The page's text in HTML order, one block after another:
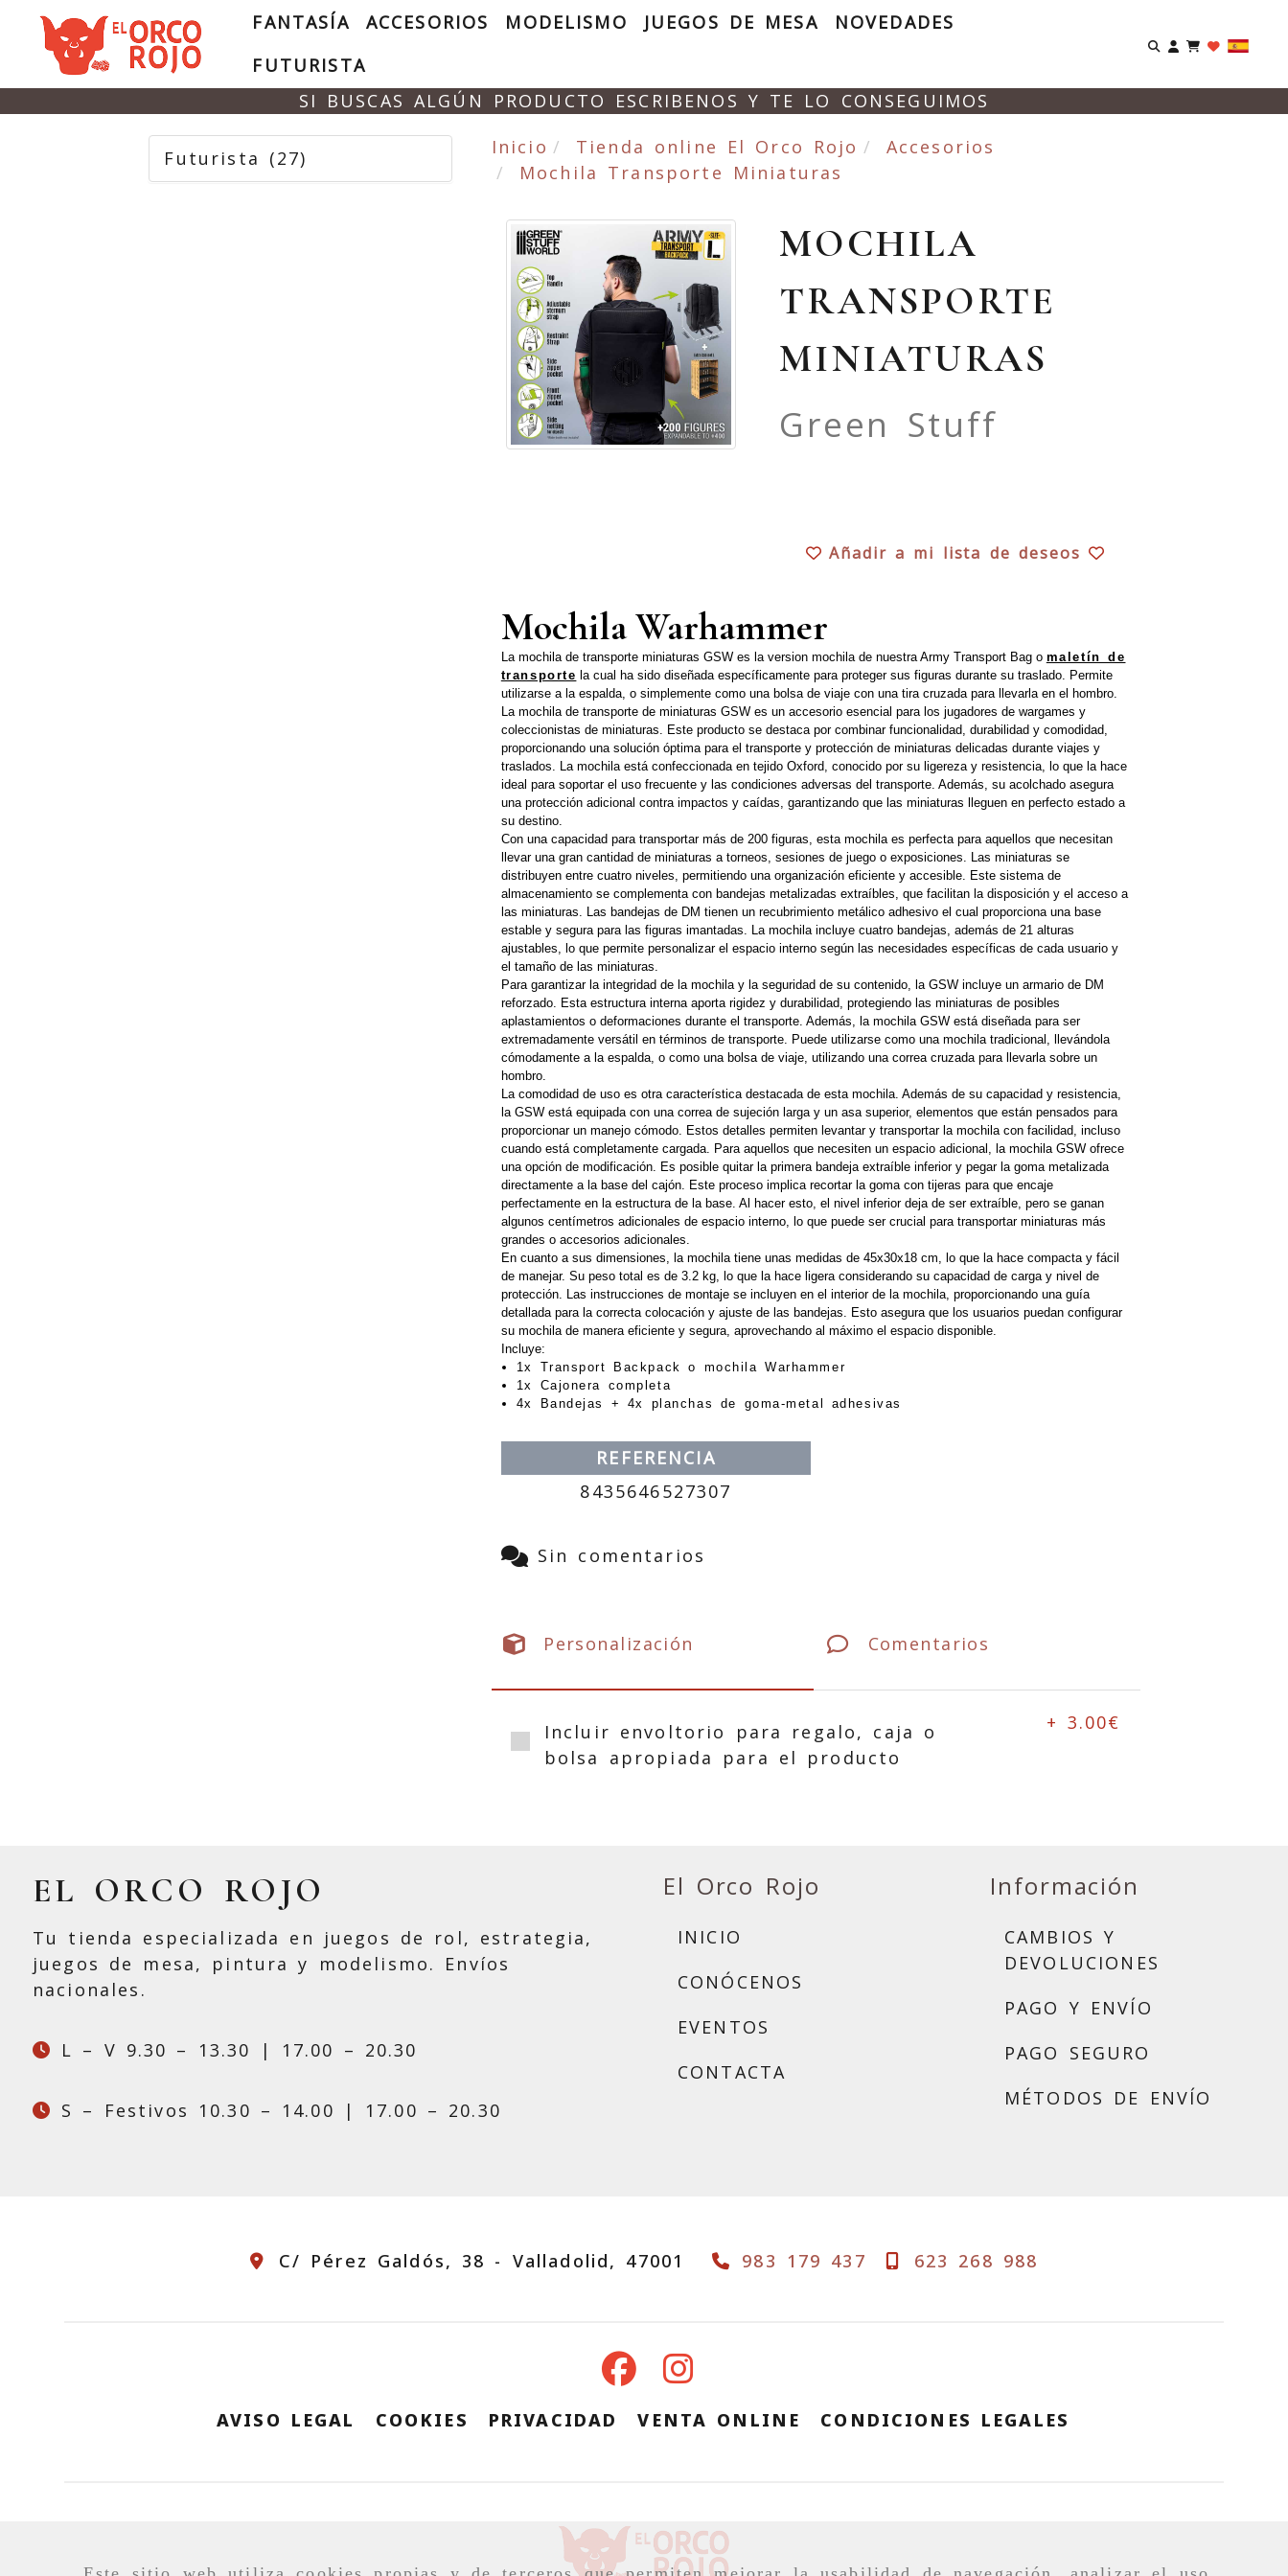
FANTASÍA ACCESORIOS MODELISMO JUEGOS DE MESA
NOVEDADES
FUTURISTA
SI BUSCAS ALGÚN PRODUCTO ESCRIBENOS Y TE LO CONSEGUIMOS
Futurista (27) Inicio Tienda online El Orco Rojo
Accesorios
Mochila Transporte Miniaturas
MOCHILA
TRANSPORTE
MINIATURAS
Green Stuff
Añadir a mi lista de deseos
Mochila Warhammer
La mochila de transporte miniaturas GSW es la version mochila de nuestra Army Transport Bag o maletín de
transporte la cual ha sido diseñada específicamente para proteger sus figuras durante su traslado. Permite
utilizarse a la espalda, o simplemente como una bolsa de viaje con una tira cruzada para llevarla en el hombro.
La mochila de transporte de miniaturas GSW es un accesorio esencial para los jugadores de wargames y
coleccionistas de miniaturas. Este producto se destaca por combinar funcionalidad, durabilidad y comodidad,
proporcionando una solución óptima para el transporte y protección de miniaturas delicadas durante viajes y
traslados. La mochila está confeccionada en tejido Oxford, conocido por su ligereza y resistencia, lo que la hace
ideal para soportar el uso frecuente y las condiciones adversas del transporte. Además, su acolchado asegura
una protección adicional contra impactos y caídas, garantizando que las miniaturas lleguen en perfecto estado a
su destino.
Con una capacidad para transportar más de 200 figuras, esta mochila es perfecta para aquellos que necesitan
llevar una gran cantidad de miniaturas a torneos, sesiones de juego o exposiciones. Las miniaturas se
distribuyen entre cuatro niveles, permitiendo una organización eficiente y accesible. Este sistema de
almacenamiento se complementa con bandejas metalizadas extraíbles, que facilitan la disposición y el acceso a
las miniaturas. Las bandejas de DM tienen un recubrimiento metálico adhesivo el cual proporciona una base
estable y segura para las figuras imantadas. La mochila incluye cuatro bandejas, además de 21 alturas
ajustables, lo que permite personalizar el espacio interno según las necesidades específicas de cada usuario y
el tamaño de las miniaturas.
Para garantizar la integridad de la mochila y la seguridad de su contenido, la GSW incluye un armario de DM
reforzado. Esta estructura interna aporta rigidez y durabilidad, protegiendo las miniaturas de posibles
aplastamientos o deformaciones durante el transporte. Además, la mochila GSW está diseñada para ser
extremadamente versátil en términos de transporte. Puede utilizarse como una mochila tradicional, llevándola
cómodamente a la espalda, o como una bolsa de viaje, utilizando una correa cruzada para llevarla sobre un
hombro.
La comodidad de uso es otra característica destacada de esta mochila. Además de su capacidad y resistencia,
la GSW está equipada con una correa de sujeción larga y un asa superior, elementos que están pensados para
proporcionar un manejo cómodo. Estos detalles permiten levantar y transportar la mochila con facilidad, incluso
cuando está completamente cargada. Para aquellos que necesiten un espacio adicional, la mochila GSW ofrece
una opción de modificación. Es posible quitar la primera bandeja extraíble inferior y pegar la goma metalizada
directamente a la base del cajón. Este proceso implica recortar la goma con tijeras para que encaje
perfectamente en la estructura de la base. Al hacer esto, el nivel inferior deja de ser extraíble, pero se ganan
algunos centímetros adicionales de espacio interno, lo que puede ser crucial para transportar miniaturas más
grandes o accesorios adicionales.
En cuanto a sus dimensiones, la mochila tiene unas medidas de 45x30x18 cm, lo que la hace compacta y fácil
de manejar. Su peso total es de 3.2 kg, lo que la hace ligera considerando su capacidad de carga y nivel de
protección. Las instrucciones de montaje se incluyen en el interior de la mochila, proporcionando una guía
detallada para la correcta colocación y ajuste de las bandejas. Esto asegura que los usuarios puedan configurar
su mochila de manera eficiente y segura, aprovechando al máximo el espacio disponible.
Incluye:
1x Transport Backpack o mochila Warhammer
1x Cajonera completa
4x Bandejas + 4x planchas de goma-metal adhesivas
REFERENCIA
8435646527307
Sin comentarios
Personalización Comentarios
Incluir envoltorio para regalo, caja o
bolsa apropiada para el producto
+ 3.00€
EL ORCO ROJO
Tu tienda especializada en juegos de rol, estrategia,
juegos de mesa, pintura y modelismo. Envíos
nacionales.
L – V 9.30 – 13.30 | 17.00 – 20.30
S – Festivos 10.30 – 14.00 | 17.00 – 20.30
El Orco Rojo
INICIO
CONÓCENOS
EVENTOS
CONTACTA
Información
CAMBIOS Y
DEVOLUCIONES
PAGO Y ENVÍO
PAGO SEGURO
MÉTODOS DE ENVÍO
C/ Pérez Galdós, 38 - Valladolid, 47001 983 179 437 623 268 988
AVISO LEGAL COOKIES PRIVACIDAD VENTA ONLINE CONDICIONES LEGALES